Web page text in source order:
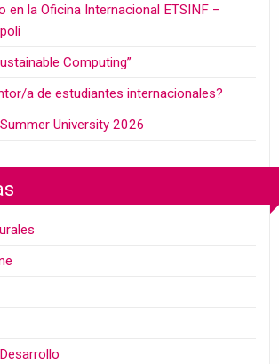
en la Oficina Internacional ETSINF –
Computing”
a de estudiantes internacionales?
University 2026